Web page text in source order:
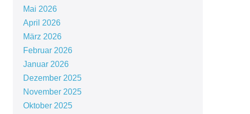
Mai 2026
April 2026
März 2026
Februar 2026
Januar 2026
Dezember 2025
November 2025
Oktober 2025